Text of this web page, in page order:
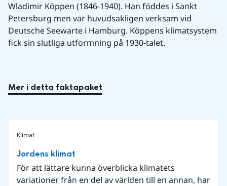
Wladimir Köppen (1846-1940). Han föddes i Sankt
Petersburg men var huvudsakligen verksam vid
Deutsche Seewarte i Hamburg. Köppens klimatsystem
fick sin slutliga utformning på 1930-talet.
Mer i detta faktapaket
Klimat
Jordens klimat
För att lättare kunna överblicka klimatets
variationer från en del av världen till en annan, har